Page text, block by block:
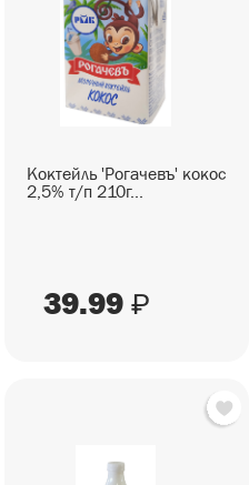
Коктейль 'Рогачевъ' кокос
2,5% т/п 210г...
39.99 ₽